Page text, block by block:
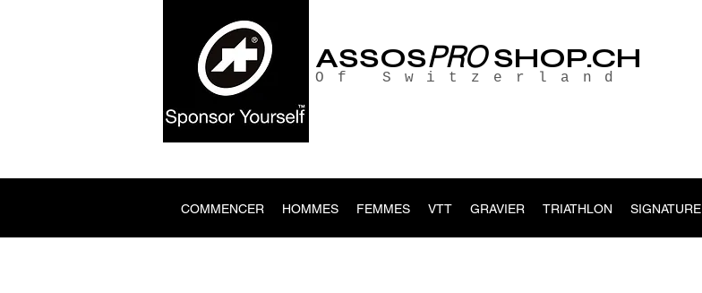
ASSOSPROSHOP.CH
Of Switzerland
COMMENCER HOMMES FEMMES VTT GRAVIER TRIATHLON SIGNATURE